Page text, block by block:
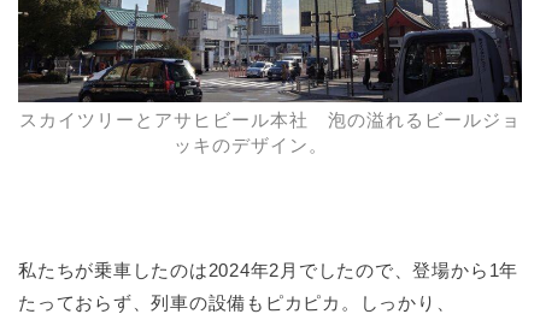
スカイツリーとアサヒビール本社 泡の溢れるビールジョ
ッキのデザイン。
私たちが乗車したのは2024年2月でしたので、登場から1年
たっておらず、列車の設備もピカピカ。しっかり、